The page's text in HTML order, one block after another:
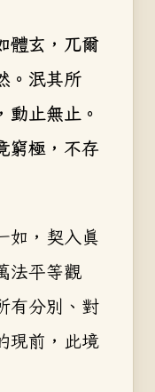
體玄，兀爾
。泯其所
動止無止。
窮極，不存
如，契入真
法平等觀
有分別、對
現前，此境